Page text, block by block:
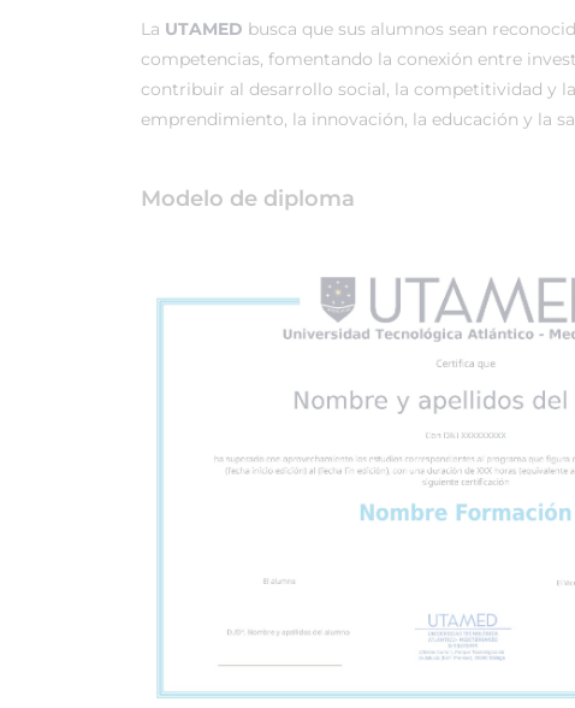
La UTAMED busca que sus alumnos sean
competencias, fomentando la conexión entre
contribuir al desarrollo social, la competitividad y
emprendimiento, la innovación, la educación y la
Modelo de diploma